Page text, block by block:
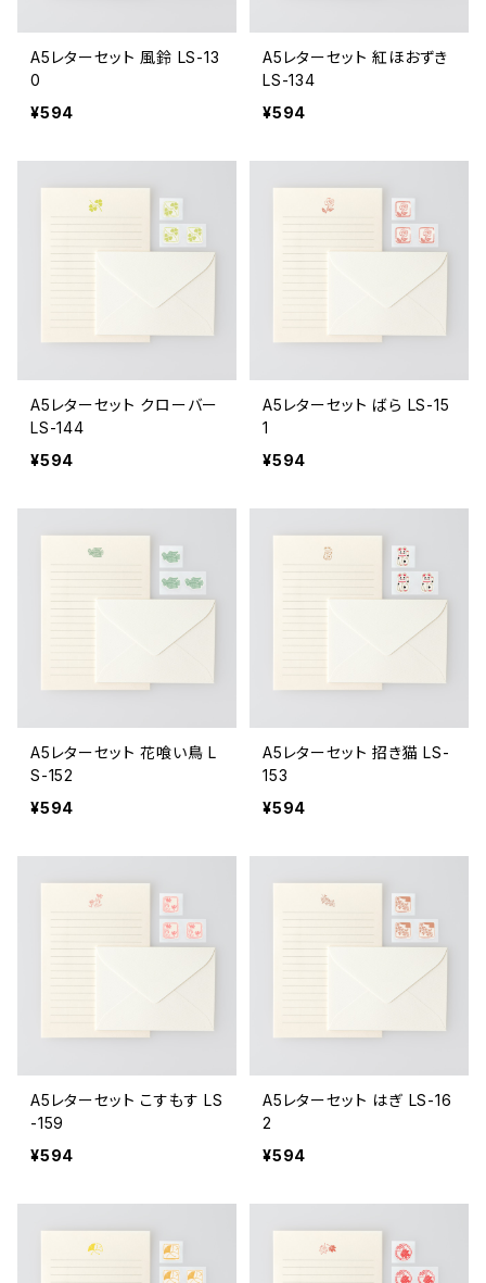
A5レターセット 風鈴 LS-13
0
¥594
A5レターセット 紅ほおずき
LS-134
¥594
A5レターセット クローバー
LS-144
¥594
A5レターセット ばら LS-15
1
¥594
A5レターセット 花喰い鳥 L
S-152
¥594
A5レターセット 招き猫 LS-
153
¥594
A5レターセット こすもす LS
-159
¥594
A5レターセット はぎ LS-16
2
¥594